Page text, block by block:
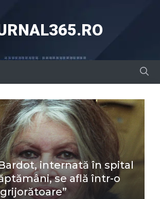
internată în spital
se află într-o